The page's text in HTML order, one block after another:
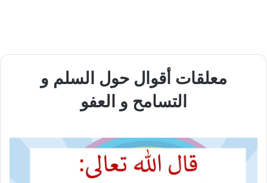
معلقات أقوال حول السلم و
التسامح و العفو